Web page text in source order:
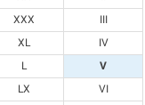
XXX
III
XL
IV
L
V
LX
VI